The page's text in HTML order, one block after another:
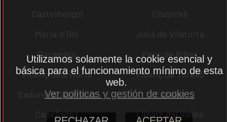
Castellterçol
Ullastrell
Maria d´Oló
Julià de Vilatorta
Cardedeu
Pere de Ribes
Vicenç dels Horts
Vicenç de Torelló
Sadurní d´Osormort
Capolat
Capellades
Llinars del Vallès
Utilizamos solamente la cookie esencial y
básica para el funcionamiento mínimo de esta
web.
Ver políticas y gestión de cookies